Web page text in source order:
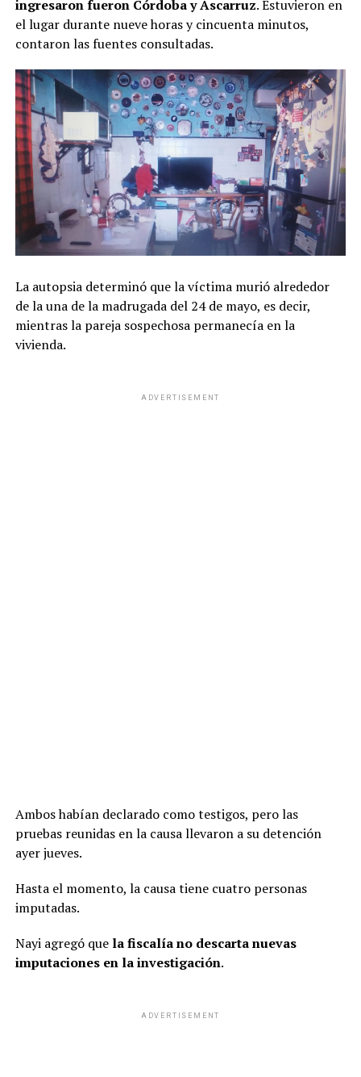
ingresaron fueron Córdoba y Ascarruz. Estuvieron en
el lugar durante nueve horas y cincuenta minutos,
contaron las fuentes consultadas.
La autopsia determinó que la víctima murió alrededor
de la una de la madrugada del 24 de mayo, es decir,
mientras la pareja sospechosa permanecía en la
vivienda.
ADVERTISEMENT
Ambos habían declarado como testigos, pero las
pruebas reunidas en la causa llevaron a su detención
ayer jueves.
Hasta el momento, la causa tiene cuatro personas
imputadas.
Nayi agregó que la fiscalía no descarta nuevas
imputaciones en la investigación.
ADVERTISEMENT